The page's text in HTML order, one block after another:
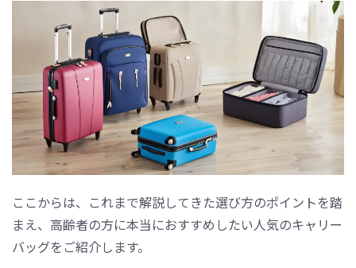
ここからは、これまで解説してきた選び方のポイントを踏
まえ、高齢者の方に本当におすすめしたい人気のキャリー
バッグをご紹介します。